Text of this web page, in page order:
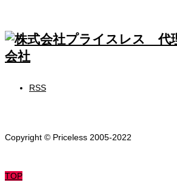
RSS
Copyright © Priceless 2005-2022
TOP